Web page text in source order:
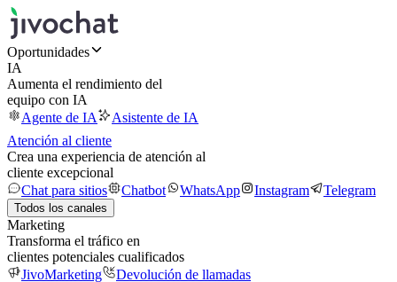
Oportunidades
IA
Aumenta el rendimiento del
equipo con IA
Agente de IA
Asistente de IA
Atención al cliente
Crea una experiencia de atención al
cliente excepcional
Chat para sitios
Chatbot WhatsApp Instagram Telegram
Todos los canales
Marketing
Transforma el tráfico en
clientes potenciales cualificados
JivoMarketing
Devolución de llamadas